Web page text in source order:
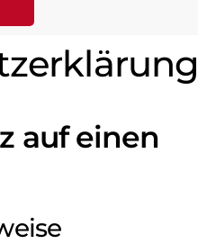
auf einen